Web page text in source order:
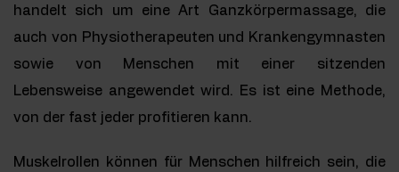
handelt sich um eine Art Ganzkörpermassage, die
auch von Physiotherapeuten und Krankengymnasten
sowie von Menschen mit einer sitzenden
Lebensweise angewendet wird. Es ist eine Methode,
von der fast jeder profitieren kann.
Muskelrollen können für Menschen hilfreich sein, die